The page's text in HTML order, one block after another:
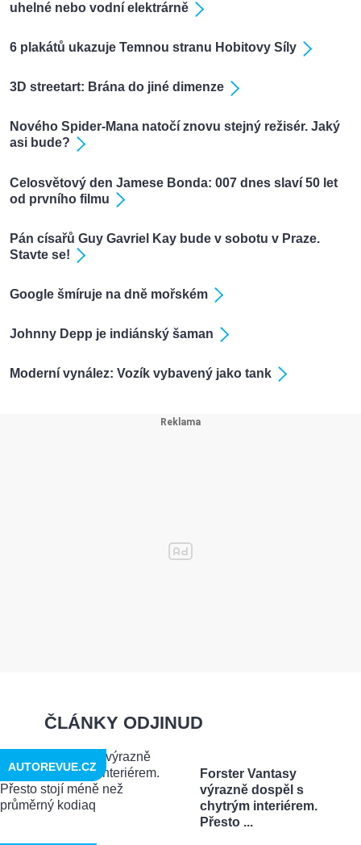
uhelné nebo vodní elektrárně
6 plakátů ukazuje Temnou stranu Hobitovy Síly
3D streetart: Brána do jiné dimenze
Nového Spider-Mana natočí znovu stejný režisér. Jaký
asi bude?
Celosvětový den Jamese Bonda: 007 dnes slaví 50 let
od prvního filmu
Pán císařů Guy Gavriel Kay bude v sobotu v Praze.
Stavte se!
Google šmíruje na dně mořském
Johnny Depp je indiánský šaman
Moderní vynález: Vozík vybavený jako tank
ČLÁNKY ODJINUD
Forster Vantasy
výrazně dospěl s
chytrým interiérem.
Přesto ...
AUTOREVUE.CZ